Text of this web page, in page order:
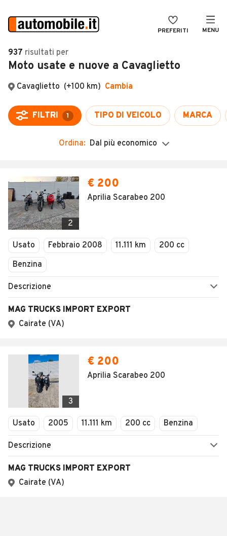
PREFERITI MENU
Auto
Auto usate
Auto Km 0
Auto Nuove
Noleggio a lungo termine
Moto
Camper
Veicoli Commerciali
Concessionari
VENDI
MAGAZINE
ACCEDI
937 risultati per
Moto usate e nuove a Cavaglietto
Ordina: Dal più economico
2
€ 200
Aprilia Scarabeo 200
Usato Febbraio 2008 11.111 km
200 cc
Benzina
Descrizione
MAG TRUCKS IMPORT EXPORT
Cairate (VA)
3
€ 200
Aprilia Scarabeo 200
Usato 2005 11.111 km 200 cc Benzina
Descrizione
MAG TRUCKS IMPORT EXPORT
Cairate (VA)